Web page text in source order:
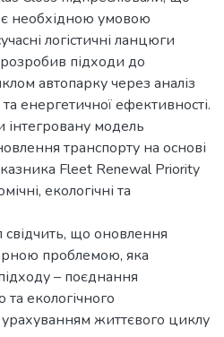
є необхідною умовою
логістичні ланцюги
підходи до
автопарку через аналіз
енергетичної ефективності.
інтегровану модель
транспорту на основі
Fleet Renewal Priority
екологічні та
що оновлення
проблемою, яка
– поєднання
та екологічного
життєвого циклу